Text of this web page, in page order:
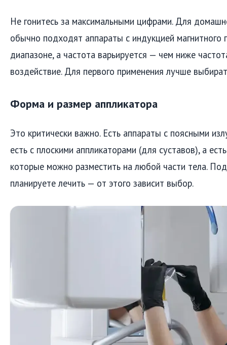
Не гонитесь за максимальными цифрами. Для
обычно подходят аппараты с индукцией магнитного
диапазоне, а частота варьируется — чем ниже
воздействие. Для первого применения лучше
Форма и размер аппликатора
Это критически важно. Есть аппараты с поясными
есть с плоскими аппликаторами (для суставов), а
которые можно разместить на любой части тела.
планируете лечить — от этого зависит выбор.